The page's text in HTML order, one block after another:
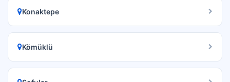
Konaktepe
Kömüklü